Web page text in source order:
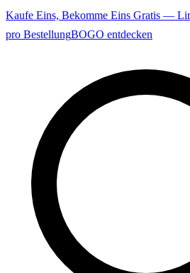
Kaufe Eins, Bekomme Eins Gratis —
pro BestellungBOGO entdecken